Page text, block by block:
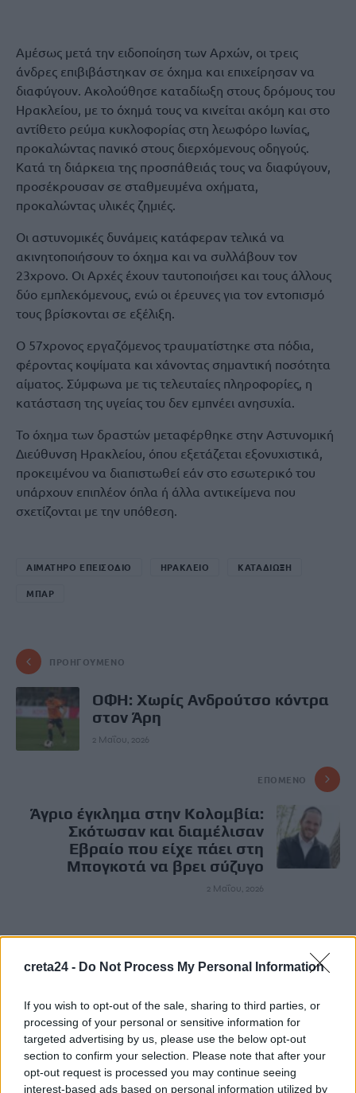
creta24 - Do Not Process My Personal Information
If you wish to opt-out of the sale, sharing to third parties, or
processing of your personal or sensitive information for
targeted advertising by us, please use the below opt-out
section to confirm your selection. Please note that after your
opt-out request is processed you may continue seeing
interest-based ads based on personal information utilized by
Αμέσως μετά την ειδοποίηση των Αρχών, οι τρεις
άνδρες επιβιβάστηκαν σε όχημα και επιχείρησαν να
διαφύγουν. Ακολούθησε καταδίωξη στους δρόμους του
Ηρακλείου, με το όχημά τους να κινείται ακόμη και στο
αντίθετο ρεύμα κυκλοφορίας στη λεωφόρο Ιωνίας,
προκαλώντας πανικό στους διερχόμενους οδηγούς.
Κατά τη διάρκεια της προσπάθειάς τους να διαφύγουν,
προσέκρουσαν σε σταθμευμένα οχήματα,
προκαλώντας υλικές ζημιές.
Οι αστυνομικές δυνάμεις κατάφεραν τελικά να
ακινητοποιήσουν το όχημα και να συλλάβουν τον
23χρονο. Οι Αρχές έχουν ταυτοποιήσει και τους άλλους
δύο εμπλεκόμενους, ενώ οι έρευνες για τον εντοπισμό
τους βρίσκονται σε εξέλιξη.
Ο 57χρονος εργαζόμενος τραυματίστηκε στα πόδια,
φέροντας κοψίματα και χάνοντας σημαντική ποσότητα
αίματος. Σύμφωνα με τις τελευταίες πληροφορίες, η
κατάσταση της υγείας του δεν εμπνέει ανησυχία.
Το όχημα των δραστών μεταφέρθηκε στην Αστυνομική
Διεύθυνση Ηρακλείου, όπου εξετάζεται εξονυχιστικά,
προκειμένου να διαπιστωθεί εάν στο εσωτερικό του
υπάρχουν επιπλέον όπλα ή άλλα αντικείμενα που
σχετίζονται με την υπόθεση.
ΑΙΜΑΤΗΡΟ ΕΠΕΙΣΟΔΙΟ ΗΡΑΚΛΕΙΟ ΚΑΤΑΔΙΩΞΗ
ΜΠΑΡ
ΠΡΟΗΓΟΎΜΕΝΟ
OΦΗ: Χωρίς Ανδρούτσο κόντρα
στον Άρη
2 Μαΐου, 2026
ΕΠΌΜΕΝΟ
Άγριο έγκλημα στην Κολομβία:
Σκότωσαν και διαμέλισαν
Εβραίο που είχε πάει στη
Μπογκοτά να βρει σύζυγο
2 Μαΐου, 2026
Google
ΡΟΗ ΕΙΔΗΣΕΩΝ
Πέταξε στα σκουπίδια δελτίο Λότο αξίας 1 εκατ. ευρώ